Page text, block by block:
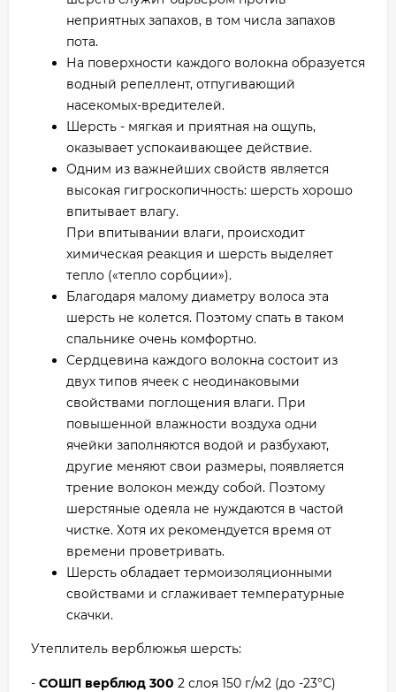
неприятных запахов, в том числа запахов
пота.
На поверхности каждого волокна образуется
водный репеллент, отпугивающий
насекомых-вредителей.
Шерсть - мягкая и приятная на ощупь,
оказывает успокаивающее действие.
Одним из важнейших свойств является
высокая гигроскопичность: шерсть хорошо
впитывает влагу.
При впитывании влаги, происходит
химическая реакция и шерсть выделяет
тепло («тепло сорбции»).
Благодаря малому диаметру волоса эта
шерсть не колется. Поэтому спать в таком
спальнике очень комфортно.
Сердцевина каждого волокна состоит из
двух типов ячеек с неодинаковыми
свойствами поглощения влаги. При
повышенной влажности воздуха одни
ячейки заполняются водой и разбухают,
другие меняют свои размеры, появляется
трение волокон между собой. Поэтому
шерстяные одеяла не нуждаются в частой
чистке. Хотя их рекомендуется время от
времени проветривать.
Шерсть обладает термоизоляционными
свойствами и сглаживает температурные
скачки.
Утеплитель верблюжья шерсть:
- СОШП верблюд 300 2 слоя 150 г/м2 (до -23°С)